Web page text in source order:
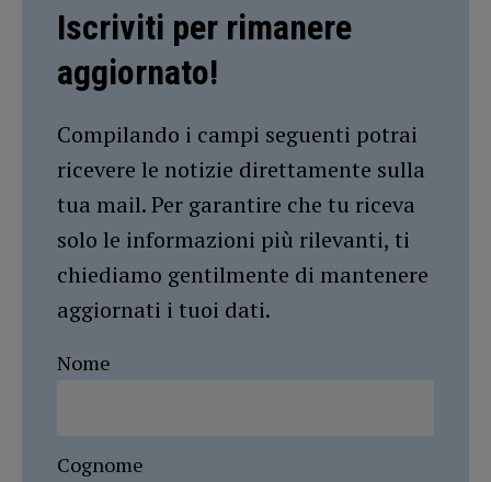
Iscriviti per rimanere
aggiornato!
Compilando i campi seguenti potrai
ricevere le notizie direttamente sulla
tua mail. Per garantire che tu riceva
solo le informazioni più rilevanti, ti
chiediamo gentilmente di mantenere
aggiornati i tuoi dati.
Nome
Cognome